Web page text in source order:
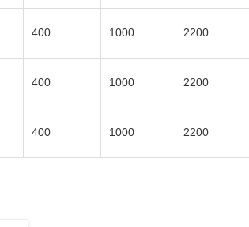
400 1000 2200
400 1000 2200
400 1000 2200